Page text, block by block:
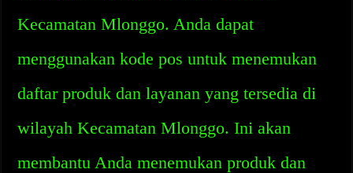
Kecamatan Mlonggo. Anda dapat
menggunakan kode pos untuk menemukan
daftar produk dan layanan yang tersedia di
wilayah Kecamatan Mlonggo. Ini akan
membantu Anda menemukan produk dan